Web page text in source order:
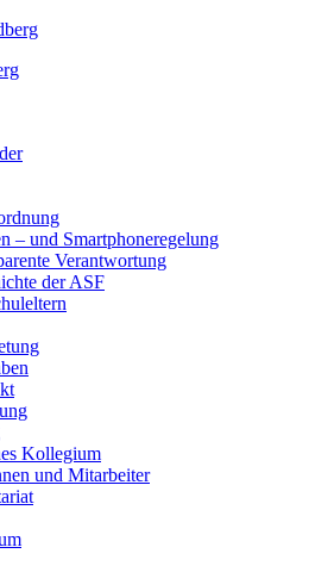
– und Smartphoneregelung
Verantwortung
der ASF
Kollegium
und Mitarbeiter